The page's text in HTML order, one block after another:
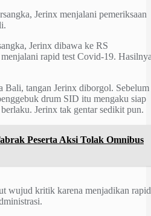
Jerinx menjalani pemeriksaan
Jerinx dibawa ke RS
rapid test Covid-19.
Bali, tangan Jerinx diborgol. Sebelum
drum SID itu mengaku siap
Jerinx tak gentar sedikit pun.
Peserta Aksi Tolak Omnibus
wujud kritik karena menjadikan rapid